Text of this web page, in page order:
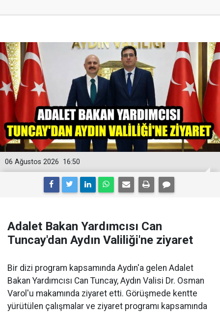
16:50
06 Ağustos 2026
Adalet Bakan Yardımcısı Can
Tuncay'dan Aydın Valiliği'ne ziyaret
Bir dizi program kapsamında Aydın'a gelen Adalet
Bakan Yardımcısı Can Tuncay, Aydın Valisi Dr. Osman
Varol'u makamında ziyaret etti. Görüşmede kentte
yürütülen çalışmalar ve ziyaret programı kapsamında